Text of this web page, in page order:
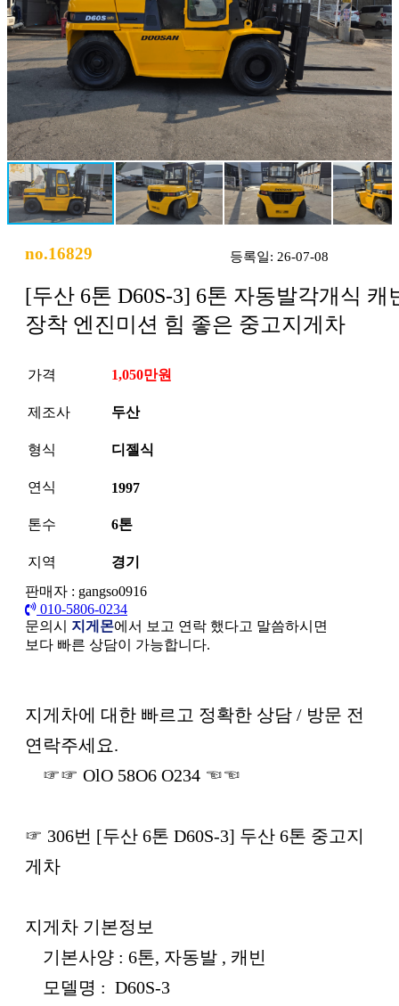
no.16829 등록일: 26-07-08
[두산 6톤 D60S-3] 6톤 자동발각개식 캐
장착 엔진미션 힘 좋은 중고지게차
가격 1,050만원
제조사 두산
형식 디젤식
연식 1997
톤수 6톤
지역
경기
판매자 : gangso0916
010-5806-0234
문의시 지게몬에서 보고 연락 했다고 말씀하시면
보다 빠른 상담이 가능합니다.
본문
지게차에 대한 빠르고 정확한 상담 / 방문 전
연락주세요.
☞☞ OlO 58O6 O234 ☜☜
☞ 306번 [두산 6톤 D60S-3] 두산 6톤 중고지
게차
지게차 기본정보
기본사양 : 6톤, 자동발 , 캐빈
모델명 : D60S-3